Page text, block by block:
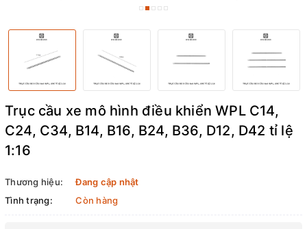
Trục cầu xe mô hình điều khiển WPL C14,
C24, C34, B14, B16, B24, B36, D12, D42 tỉ lệ
1:16
Thương hiệu:
Đang cập nhật
Tình trạng:
Còn hàng